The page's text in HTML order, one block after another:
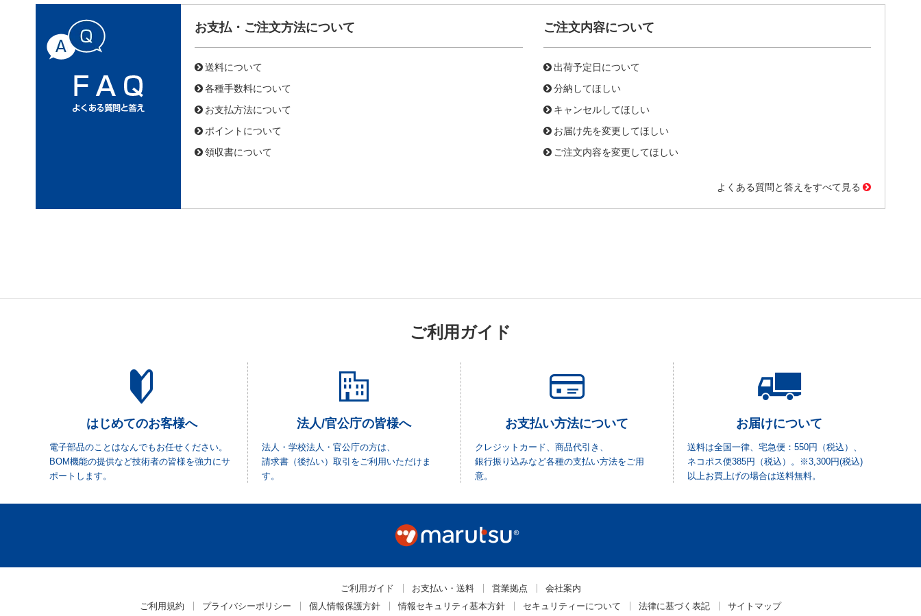
お支払・ご注文方法について
送料について
各種手数料について
お支払方法について
ポイントについて
領収書について
ご注文内容について
出荷予定日について
分納してほしい
キャンセルしてほしい
お届け先を変更してほしい
ご注文内容を変更してほしい
よくある質問と答えをすべて見る
ご利用ガイド
はじめてのお客様へ
電子部品のことはなんでもお任せください。
BOM機能の提供など技術者の皆様を強力にサ
ポートします。
法人/官公庁の皆様へ
法人・学校法人・官公庁の方は、
請求書（後払い）取引をご利用いただけま
す。
お支払い方法について
クレジットカード、商品代引き、
銀行振り込みなど各種の支払い方法をご用
意。
お届けについて
送料は全国一律、宅急便：550円（税込）、
ネコポス便385円（税込）。※3,300円(税込)
以上お買上げの場合は送料無料。
ご利用ガイド お支払い・送料 営業拠点
会社案内
ご利用規約
プライバシーポリシー 個人情報保護方針 情報セキュリティ基本方針 セキュリティーについて 法律に基づく表記 サイトマップ